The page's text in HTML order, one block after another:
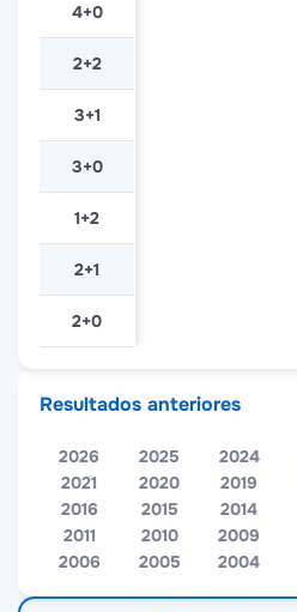
Resultados anteriores
2026 2025 2024
2021
2020 2019
2016
2015 2014
2011
2010 2009
2006
2005 2004
4+0
2+2
3+1
3+0
1+2
2+1
2+0